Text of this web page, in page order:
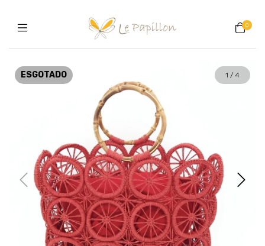
0
ESGOTADO 1 / 4